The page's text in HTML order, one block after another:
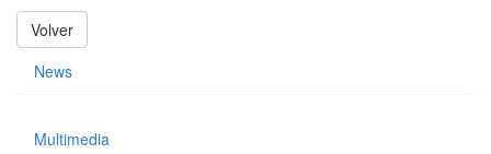
Volver
News
Multimedia